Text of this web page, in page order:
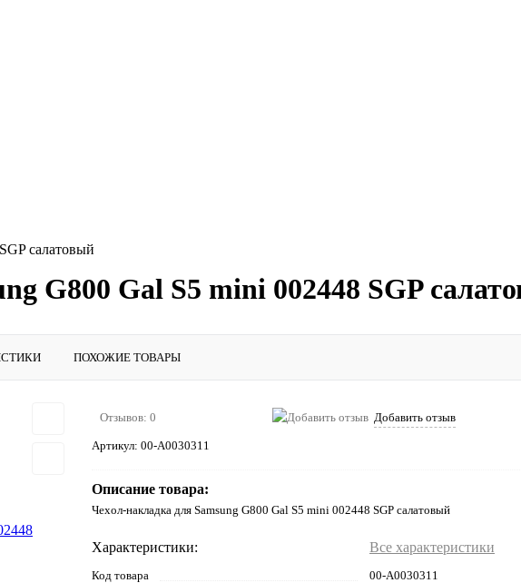
салатовый
G800 Gal S5 mini 002448 SGP
ПОХОЖИЕ ТОВАРЫ
Отзывов: 0 Добавить отзыв
Артикул: 00-А0030311
Описание товара:
Чехол-накладка для Samsung G800 Gal S5 mini 002448 SGP салатовый
Характеристики: Все характеристики
Код товара
00-А0030311